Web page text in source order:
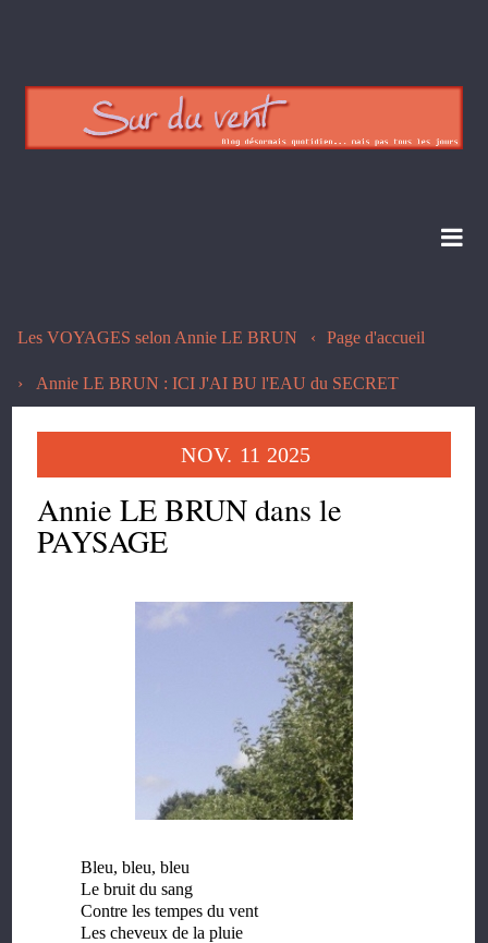
Les VOYAGES selon Annie LE BRUN Page d'accueil
Annie LE BRUN : ICI J'AI BU l'EAU du SECRET
NOV. 11 2025
Annie LE BRUN dans le
PAYSAGE
Bleu, bleu, bleu
Le bruit du sang
Contre les tempes du vent
Les cheveux de la pluie